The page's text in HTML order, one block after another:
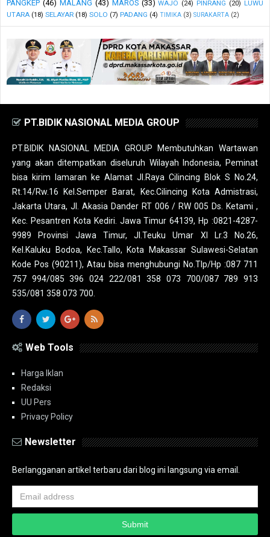
PANGKEP (46) MALANG (43) MAROS (33) WAJO (24) PINRANG (20) LUWU
UTARA (18) SELAYAR (18) SOLO (7) PADANG (4) TIMIKA (3) SURAKARTA (2)
PT.BIDIK NASIONAL MEDIA GROUP
PT.BIDIK NASIONAL MEDIA GROUP Membutuhkan Wartawan
yang akan ditempatkan diseluruh Wilayah Indonesia, Peminat
bisa kirim lamaran ke Alamat Jl.Raya Cilincing Blok S No.24,
Rt.14/Rw.16 Kel.Semper Barat, Kec.Cilincing Kota Admistrasi,
Jakarta Utara, Jl. Akasia Dander RT 006 / RW 005 Ds. Ketami ,
Kec. Pesantren Kota Kediri. Jawa Timur 64139, Hp :0821-4287-
9989 Provinsi Jawa Timur, Jl.Teuku Umar XI Lr.3 No.26,
Kel.Kaluku Bodoa, Kec.Tallo, Kota Makassar Sulawesi-Selatan
Kode Pos (90211), Atau bisa menghubungi No.Tlp/Hp :087 711
757 994/085 396 024 222/081 358 073 700/087 789 913
535/081 358 073 700.
Web Tools
Harga Iklan
Redaksi
UU Pers
Privacy Policy
Newsletter
Berlangganan artikel terbaru dari blog ini langsung via email.